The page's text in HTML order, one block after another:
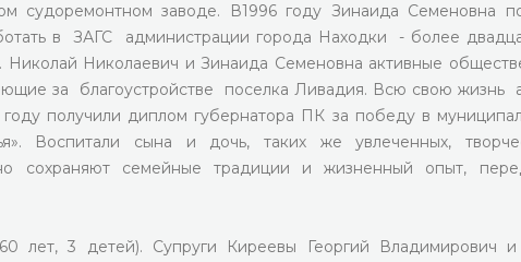
судоремонтном заводе. В1996 году Зинаида Семеновна
в ЗАГС администрации города Находки - более
Николаевич и Зинаида Семеновна активные
за благоустройстве поселка Ливадия. Всю свою жизнь
получили диплом губернатора ПК за победу в
Воспитали сына и дочь, таких же увлеченных,
сохраняют семейные традиции и жизненный опыт,
лет, 3 детей). Супруги Киреевы Георгий Владимирович